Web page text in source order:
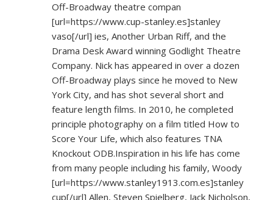
Off-Broadway theatre compan
[url=https://www.cup-stanley.es]stanley
vaso[/url] ies, Another Urban Riff, and the
Drama Desk Award winning Godlight Theatre
Company. Nick has appeared in over a dozen
Off-Broadway plays since he moved to New
York City, and has shot several short and
feature length films. In 2010, he completed
principle photography on a film titled How to
Score Your Life, which also features TNA
Knockout ODB.Inspiration in his life has come
from many people including his family, Woody
[url=https://www.stanley1913.com.es]stanley
cup[/url] Allen, Steven Spielberg, Jack Nicholson,